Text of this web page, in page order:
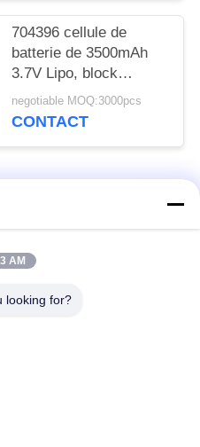
704396 cellule de
batterie de 3500mAh
3.7V Lipo, block
d'alimentation
électrique de polymère
negotiable MOQ:3000pcs
CONTACT
Batterie du lithium
AM
looking for?